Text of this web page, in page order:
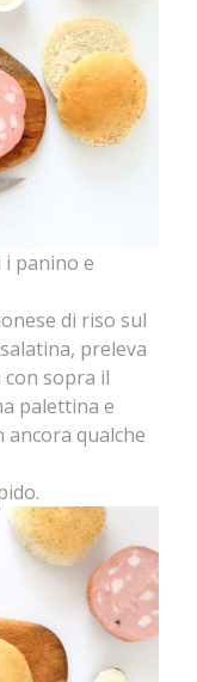
panino e
di riso sul
preleva
sopra il
palettina e
ancora qualche